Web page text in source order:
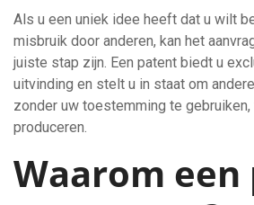
Als u een uniek idee heeft dat u wilt
misbruik door anderen, kan het
juiste stap zijn. Een patent biedt u
uitvinding en stelt u in staat om
zonder uw toestemming te
produceren.
Waarom